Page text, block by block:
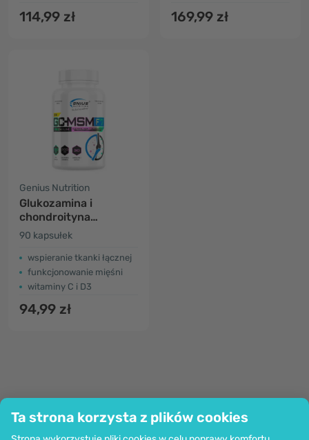
Ta strona korzysta z plików cookies
114,99 zł 169,99 zł
Genius Nutrition
Glukozamina i
chondroityna
kompleks
90 kapsułek
wspieranie tkanki łącznej
funkcjonowanie mięśni
witaminy C i D3
94,99 zł